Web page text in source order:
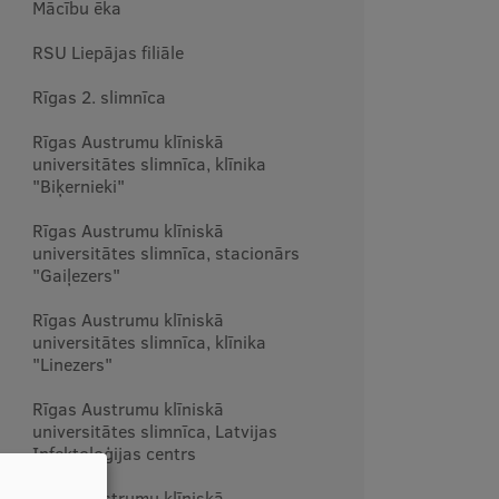
Mācību ēka
RSU Liepājas filiāle
Rīgas 2. slimnīca
Rīgas Austrumu klīniskā
universitātes slimnīca, klīnika
"Biķernieki"
Rīgas Austrumu klīniskā
universitātes slimnīca, stacionārs
"Gaiļezers"
Rīgas Austrumu klīniskā
universitātes slimnīca, klīnika
"Linezers"
Rīgas Austrumu klīniskā
universitātes slimnīca, Latvijas
Infektoloģijas centrs